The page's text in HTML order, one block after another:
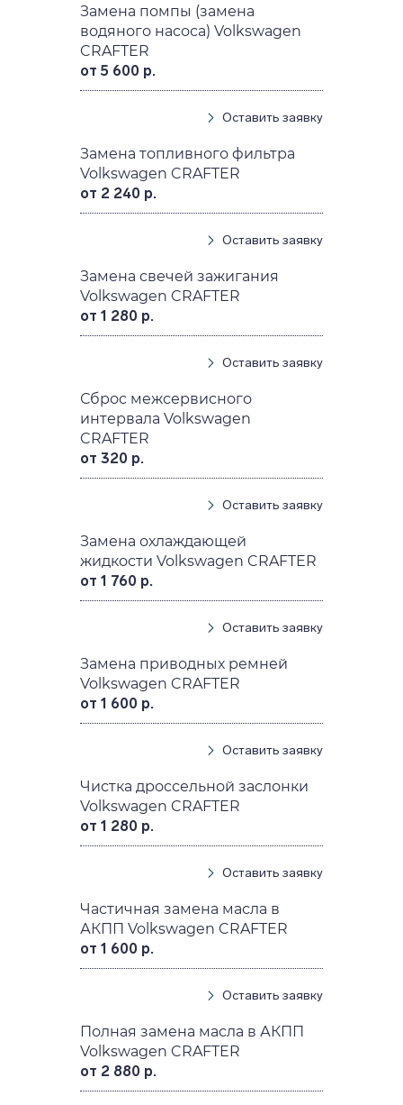
Замена помпы (замена
водяного насоса) Volkswagen
CRAFTER
от 5 600 р.
Оставить заявку
Замена топливного фильтра
Volkswagen CRAFTER
от 2 240 р.
Оставить заявку
Замена свечей зажигания
Volkswagen CRAFTER
от 1 280 р.
Оставить заявку
Сброс межсервисного
интервала Volkswagen
CRAFTER
от 320 р.
Оставить заявку
Замена охлаждающей
жидкости Volkswagen CRAFTER
от 1 760 р.
Оставить заявку
Замена приводных ремней
Volkswagen CRAFTER
от 1 600 р.
Оставить заявку
Чистка дроссельной заслонки
Volkswagen CRAFTER
от 1 280 р.
Оставить заявку
Частичная замена масла в
АКПП Volkswagen CRAFTER
от 1 600 р.
Оставить заявку
Полная замена масла в АКПП
Volkswagen CRAFTER
от 2 880 р.